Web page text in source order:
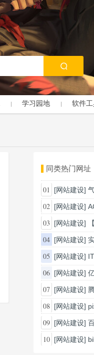
学习园地 软件
同类热门网址
01 [网站建设]
02 [网站建设]
03 [网站建设]
04 [网站建设]
05 [网站建设]
06 [网站建设]
07 [网站建设]
08 [网站建设]
09 [网站建设]
10 [网站建设]